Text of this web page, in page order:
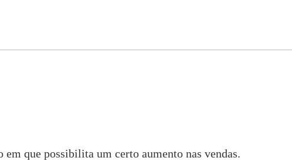
que possibilita um certo aumento nas vendas.